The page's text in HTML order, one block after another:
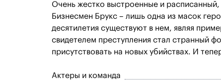
Очень жестко выстроенные и
Бизнесмен Брукс – лишь одна из масок
десятилетия существуют в нем, являя
свидетелем преступления стал странный
присутствовать на новых убийствах. И
Актеры и команда